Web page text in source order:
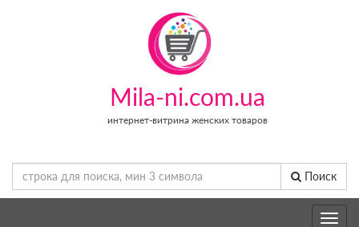
Mila-ni.com.ua
интернет-витрина женских товаров
Поиск
Toggle